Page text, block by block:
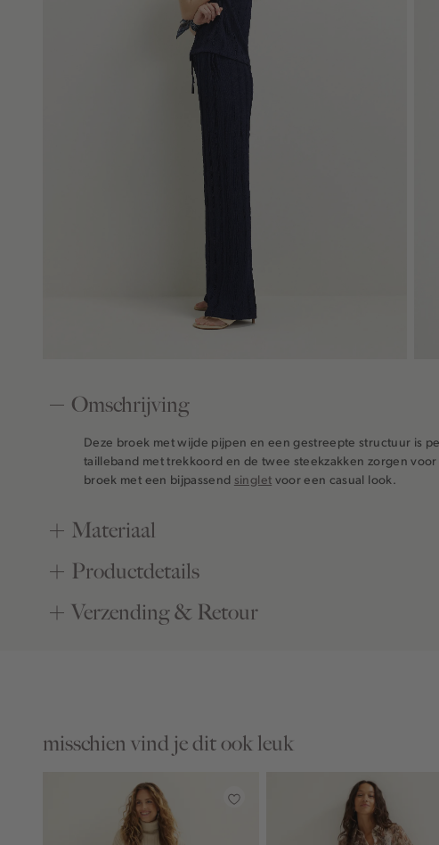
Omschrijving
Deze broek met wijde pijpen en een gestreepte structuur is
tailleband met trekkoord en de twee steekzakken zorgen
broek met een bijpassend singlet voor een casual look.
Materiaal
Productdetails
Verzending & Retour
misschien vind je dit ook leuk